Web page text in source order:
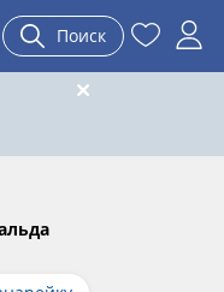
Поиск